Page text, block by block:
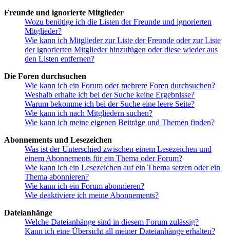
Freunde und ignorierte Mitglieder
Wozu benötige ich die Listen der Freunde und ignorierten
Mitglieder?
Wie kann ich Mitglieder zur Liste der Freunde oder zur Liste
der ignorierten Mitglieder hinzufügen oder diese wieder aus
den Listen entfernen?
Die Foren durchsuchen
Wie kann ich ein Forum oder mehrere Foren durchsuchen?
Weshalb erhalte ich bei der Suche keine Ergebnisse?
Warum bekomme ich bei der Suche eine leere Seite?
Wie kann ich nach Mitgliedern suchen?
Wie kann ich meine eigenen Beiträge und Themen finden?
Abonnements und Lesezeichen
Was ist der Unterschied zwischen einem Lesezeichen und
einem Abonnements für ein Thema oder Forum?
Wie kann ich ein Lesezeichen auf ein Thema setzen oder ein
Thema abonnieren?
Wie kann ich ein Forum abonnieren?
Wie deaktiviere ich meine Abonnements?
Dateianhänge
Welche Dateianhänge sind in diesem Forum zulässig?
Kann ich eine Übersicht all meiner Dateianhänge erhalten?